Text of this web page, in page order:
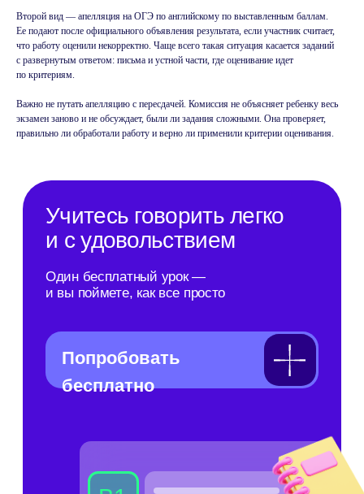
Второй вид — апелляция на ОГЭ по английскому по выставленным баллам.
Ее подают после официального объявления результата, если участник считает,
что работу оценили некорректно. Чаще всего такая ситуация касается заданий
с развернутым ответом: письма и устной части, где оценивание идет
по критериям.
Важно не путать апелляцию с пересдачей. Комиссия не объясняет ребенку весь
экзамен заново и не обсуждает, были ли задания сложными. Она проверяет,
правильно ли обработали работу и верно ли применили критерии оценивания.
B1